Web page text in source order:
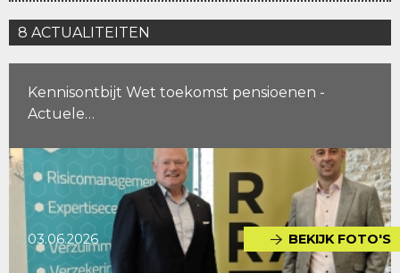
8 ACTUALITEITEN
Kennisontbijt Wet toekomst pensioenen -
Actuele…
03.06.2026 BEKIJK FOTO'S